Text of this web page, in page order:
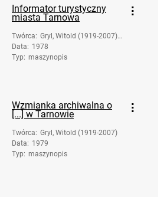
Informator turystyczny
miasta Tarnowa
Twórca: Gryl, Witold (1919-2007).
Oprac.
Data: 1978
Typ: maszynopis
Wzmianka archiwalna o
[...] w Tarnowie
Twórca: Gryl, Witold (1919-2007)
Data: 1979
Typ: maszynopis